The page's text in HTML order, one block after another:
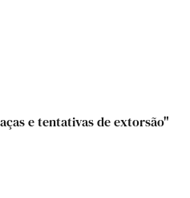
e tentativas de extorsão"